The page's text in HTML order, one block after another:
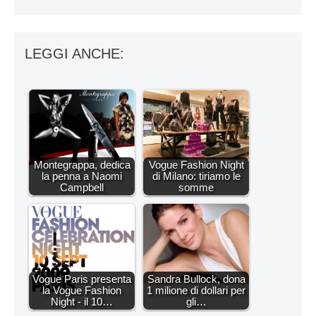
LEGGI ANCHE:
Montegrappa, dedica
la penna a Naomi
Campbell
Vogue Fashion Night
di Milano: tiriamo le
somme
Vogue Paris presenta
la Vogue Fashion
Night - il 10…
Sandra Bullock, dona
1 milione di dollari per
gli…